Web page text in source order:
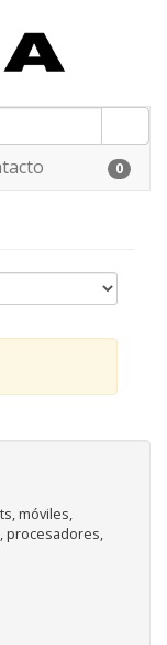
0
móviles,
procesadores,